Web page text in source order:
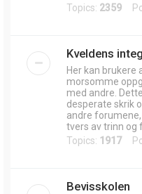
Topics: 2359
Kveldens
Her kan
morsomme
med andre.
desperate skrik
andre
tvers av trinn og
Topics: 1917
Bevisskolen